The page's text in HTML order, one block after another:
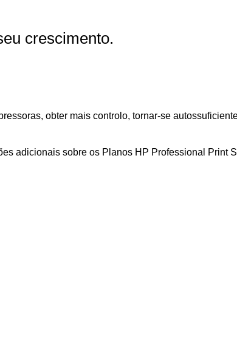
crescimento.
obter mais controlo, tornar-se
adicionais sobre os Planos HP Professional Print